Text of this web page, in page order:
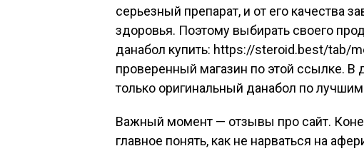
серьезный препарат, и от его качества
здоровья. Поэтому выбирать своего
данабол купить: https://steroid.best/tab/
проверенный магазин по этой ссылке. В
только оригинальный данабол по
Важный момент — отзывы про сайт.
главное понять, как не нарваться на